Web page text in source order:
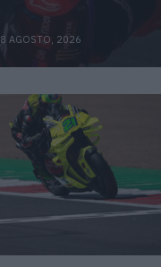
8 AGOSTO, 2026